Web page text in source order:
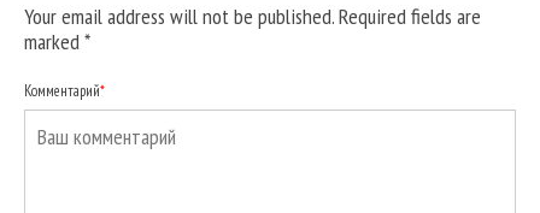
Your email address will not be published. Required fields are
marked*
Комментарий*